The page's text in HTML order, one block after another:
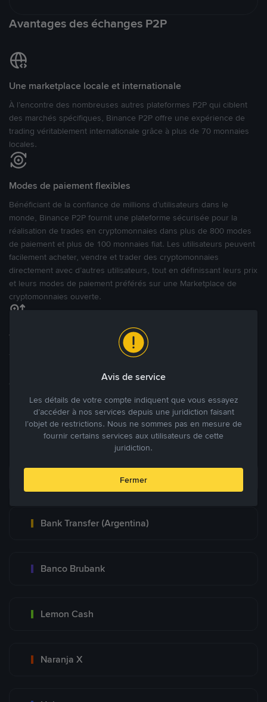
Avantages des échanges P2P
Une marketplace locale et internationale
À l’encontre des nombreuses autres plateformes P2P qui ciblent
des marchés spécifiques, Binance P2P offre une expérience de
trading véritablement internationale grâce à plus de 70 monnaies
locales.
Modes de paiement flexibles
Bénéficiant de la confiance de millions d’utilisateurs dans le
monde, Binance P2P fournit une plateforme sécurisée pour la
réalisation de trades en cryptomonnaies dans plus de 800 modes
de paiement et plus de 100 monnaies fiat. Les utilisateurs peuvent
facilement acheter, vendre et trader des cryptomonnaies
directement avec d’autres utilisateurs, tout en définissant leurs prix
et leurs modes de paiement préférés sur une Marketplace de
cryptomonnaies ouverte.
Tradez à des prix avantageux pour vous
Tradez des cryptos en étant libres d’acheter et de vendre à votre
des annonces commerciales pour fixer vos propres prix.
Blog P2P Voir plus
Principaux modes de paiement
Bank Transfer (Argentina)
Banco Brubank
Lemon Cash
Naranja X
Avis de service
Les détails de votre compte indiquent que vous essayez
d’accéder à nos services depuis une juridiction faisant
l’objet de restrictions. Nous ne sommes pas en mesure de
fournir certains services aux utilisateurs de cette
juridiction.
Fermer